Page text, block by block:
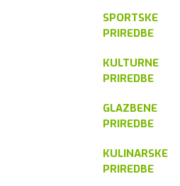
SPORTSKE
PRIREDBE
KULTURNE
PRIREDBE
GLAZBENE
PRIREDBE
KULINARSKE
PRIREDBE